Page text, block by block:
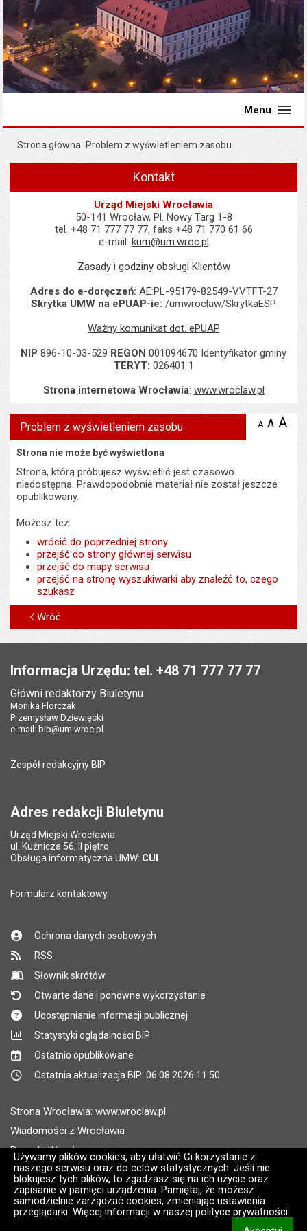
Używamy plików cookies, aby ułatwić Ci korzystanie z
naszego serwisu oraz do celów statystycznych. Jeśli nie
blokujesz tych plików, to zgadzasz się na ich użycie oraz
zapisanie w pamięci urządzenia. Pamiętaj, że możesz
samodzielnie zarządzać cookies, zmieniając ustawienia
przeglądarki. Więcej informacji w naszej polityce prywatności.
Menu
Strona główna Problem z wyświetleniem zasobu
Kontakt
Urząd Miejski Wrocławia
50-141 Wrocław, Pl. Nowy Targ 1-8
tel. +48 71 777 77 77, faks +48 71 770 61 66
e-mail: kum@um.wroc.pl
Zasady i godziny obsługi Klientów
Adres do e-doręczeń: AE:PL-95179-82549-VVTFT-27
Skrytka UMW na ePUAP-ie: /umwroclaw/SkrytkaESP
Ważny komunikat dot. ePUAP
NIP 896-10-03-529 REGON 001094670 Identyfikator gminy
TERYT: 026401 1
Strona internetowa Wrocławia: www.wroclaw.pl
Problem z wyświetleniem zasobu A zmniejsz
A A
Strona nie może być wyświetlona
Strona, którą próbujesz wyświetlić jest czasowo
niedostępna. Prawdopodobnie materiał nie został jeszcze
opublikowany.
Możesz też:
wrócić do poprzedniej strony
przejść do strony głównej serwisu
przejść do mapy serwisu
przejść na stronę wyszukiwarki aby znaleźć to, czego
szukasz
Wróć
Informacja Urzędu: tel. +48 71 777 77 77
Główni redaktorzy Biuletynu
Monika Florczak
Przemysław Dziewięcki
e-mail: bip@um.wroc.pl
Zespół redakcyjny BIP
Adres redakcji Biuletynu
Urząd Miejski Wrocławia
ul. Kuźnicza 56, II piętro
Obsługa informatyczna UMW: CUI
Formularz kontaktowy
Ochrona danych osobowych
RSS
Słownik skrótów
Otwarte dane i ponowne wykorzystanie
Udostępnianie informacji publicznej
Statystyki oglądalności BIP
Ostatnio opublikowane
Ostatnia aktualizacja BIP: 06.08.2026 11:50
Strona Wrocławia: www.wroclaw.pl
Wiadomości z Wrocławia
Pogoda Wrocław
Rozkłady jazdy MPK Wrocław
Administratorem wroclaw.pl jest: ARAW
Wersja systemu: 2.8.30.09